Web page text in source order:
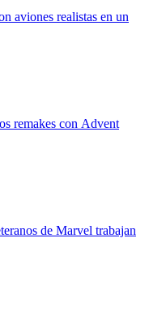
aviones realistas en un
remakes con Advent
de Marvel trabajan